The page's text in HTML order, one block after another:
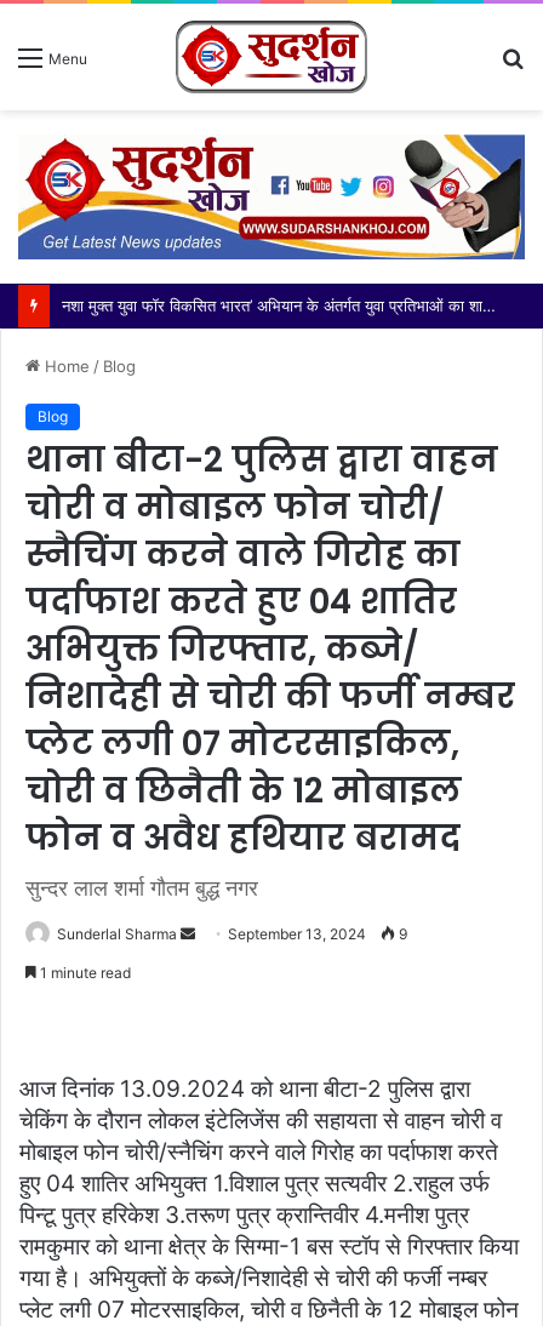
Menu
आज भारतीय किसान यूनियन मंच की कोर कमेटी ने दादरी तहसील के नवनियुक्त उपजिलाधिकारी (एसडीएम) श्री अभिनेंद्र सिंह जी का
Home / Blog
Blog
थाना बीटा-2 पुलिस द्वारा वाहन
चोरी व मोबाइल फोन चोरी/
स्नैचिंग करने वाले गिरोह का
पर्दाफाश करते हुए 04 शातिर
अभियुक्त गिरफ्तार, कब्जे/
निशादेही से चोरी की फर्जी नम्बर
प्लेट लगी 07 मोटरसाइकिल,
चोरी व छिनैती के 12 मोबाइल
फोन व अवैध हथियार बरामद
सुन्दर लाल शर्मा गौतम बुद्ध नगर
Sunderlal Sharma
SendSeptember 13, 2024 9
1 minute read
आज दिनांक 13.09.2024 को थाना बीटा-2 पुलिस द्वारा
चेकिंग के दौरान लोकल इंटेलिजेंस की सहायता से वाहन चोरी व
मोबाइल फोन चोरी/स्नैचिंग करने वाले गिरोह का पर्दाफाश करते
हुए 04 शातिर अभियुक्त 1.विशाल पुत्र सत्यवीर 2.राहुल उर्फ
पिन्टू पुत्र हरिकेश 3.तरूण पुत्र क्रान्तिवीर 4.मनीश पुत्र
रामकुमार को थाना क्षेत्र के सिग्मा-1 बस स्टॉप से गिरफ्तार किया
गया है। अभियुक्तों के कब्जे/निशादेही से चोरी की फर्जी नम्बर
प्लेट लगी 07 मोटरसाइकिल, चोरी व छिनैती के 12 मोबाइल फोन